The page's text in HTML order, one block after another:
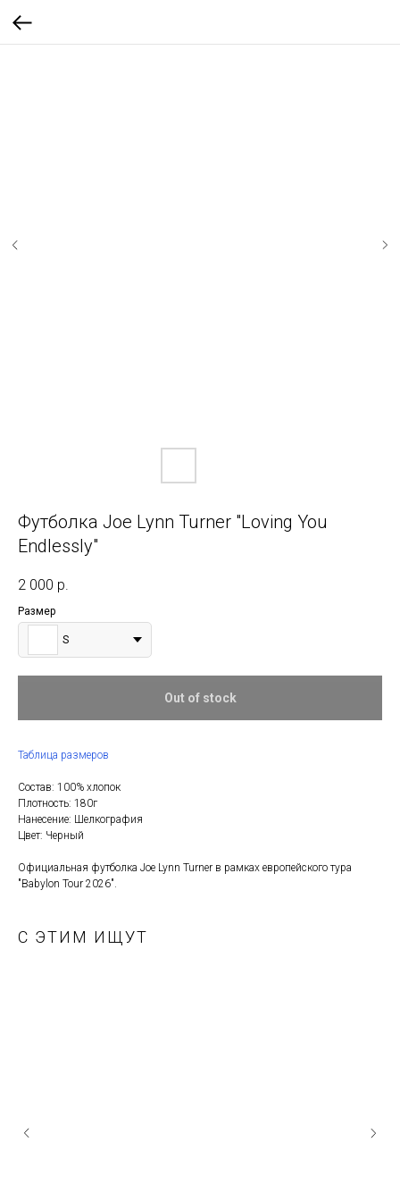
Футболка Joe Lynn Turner "Loving You
Endlessly"
2 000 р.
Размер
S
Out of stock
Таблица размеров
Состав: 100% хлопок
Плотность: 180г
Нанесение: Шелкография
Цвет: Черный
Официальная футболка Joe Lynn Turner в рамках европейского тура
"Babylon Tour 2026".
С ЭТИМ ИЩУТ